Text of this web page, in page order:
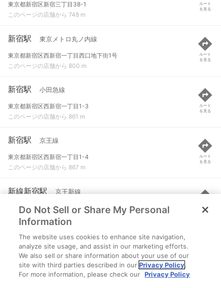
東京都新宿区新宿三丁目38-1
このページの店舗から 748 m
ルート
を見る
新宿駅 東京メトロ丸ノ内線
東京都新宿区西新宿一丁目西口地下街1号
このページの店舗から 800 m
ルート
を見る
新宿駅 小田急線
東京都新宿区西新宿一丁目1-3
このページの店舗から 861 m
ルート
を見る
新宿駅 京王線
東京都新宿区西新宿一丁目1-4
このページの店舗から 867 m
ルート
を見る
新線新宿駅 京王新線
東京都新宿区西新宿一丁目18
このページの店舗から 898 m
ルート
を見る
新宿駅 都営大江戸線 など
東京都渋谷区代々木二丁目1-1
このページの店舗から 898 m
Do Not Sell or Share My Personal
Information
The website uses cookies to enhance site navigation,
analyze site usage, and assist in our marketing efforts.
We also sell or share information about your use of our
site with third parties described in ourPrivacy Policy.
For more information, please check our Privacy Policy